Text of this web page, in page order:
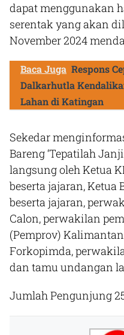
dapat menggunakan
serentak yang akan
November 2024
Baca Juga Respons
Dalkarhutla
Lahan di Katingan
Sekedar
Bareng ‘Tepatilah
langsung oleh Ketua
beserta jajaran, Ketua
beserta jajaran,
Calon, perwakilan
(Pemprov)
Forkopimda,
dan tamu undangan
Jumlah Pengunjung